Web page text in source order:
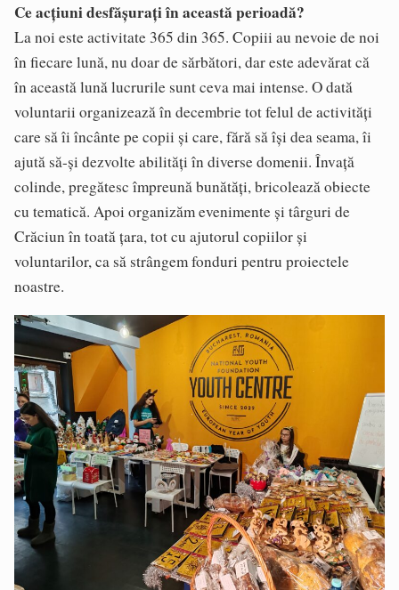
Ce acțiuni desfășurați în această perioadă?
La noi este activitate 365 din 365. Copiii au nevoie de noi
în fiecare lună, nu doar de sărbători, dar este adevărat că
în această lună lucrurile sunt ceva mai intense. O dată
voluntarii organizează în decembrie tot felul de activităţi
care să îi încânte pe copii şi care, fără să îşi dea seama, îi
ajută să-şi dezvolte abilităţi în diverse domenii. Învaţă
colinde, pregătesc împreună bunătăţi, bricolează obiecte
cu tematică. Apoi organizăm evenimente şi târguri de
Crăciun în toată ţara, tot cu ajutorul copiilor şi
voluntarilor, ca să strângem fonduri pentru proiectele
noastre.